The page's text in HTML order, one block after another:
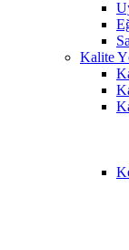
Kalite